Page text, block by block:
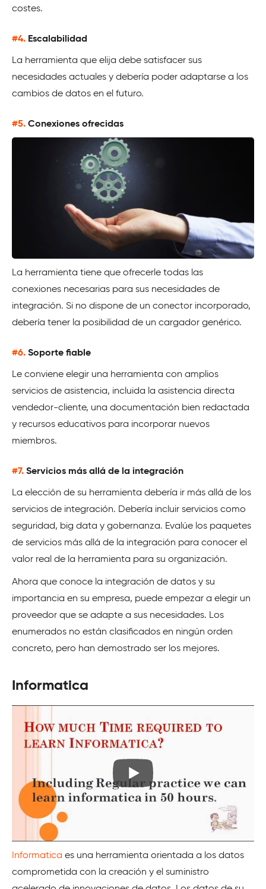
costes.
#4. Escalabilidad
La herramienta que elija debe satisfacer sus
necesidades actuales y debería poder adaptarse a los
cambios de datos en el futuro.
#5. Conexiones ofrecidas
La herramienta tiene que ofrecerle todas las
conexiones necesarias para sus necesidades de
integración. Si no dispone de un conector incorporado,
debería tener la posibilidad de un cargador genérico.
#6. Soporte fiable
Le conviene elegir una herramienta con amplios
servicios de asistencia, incluida la asistencia directa
vendedor-cliente, una documentación bien redactada
y recursos educativos para incorporar nuevos
miembros.
#7. Servicios más allá de la integración
La elección de su herramienta debería ir más allá de los
servicios de integración. Debería incluir servicios como
seguridad, big data y gobernanza. Evalúe los paquetes
de servicios más allá de la integración para conocer el
valor real de la herramienta para su organización.
Ahora que conoce la integración de datos y su
importancia en su empresa, puede empezar a elegir un
proveedor que se adapte a sus necesidades. Los
enumerados no están clasificados en ningún orden
concreto, pero han demostrado ser los mejores.
Informatica
Informatica es una herramienta orientada a los datos
comprometida con la creación y el suministro